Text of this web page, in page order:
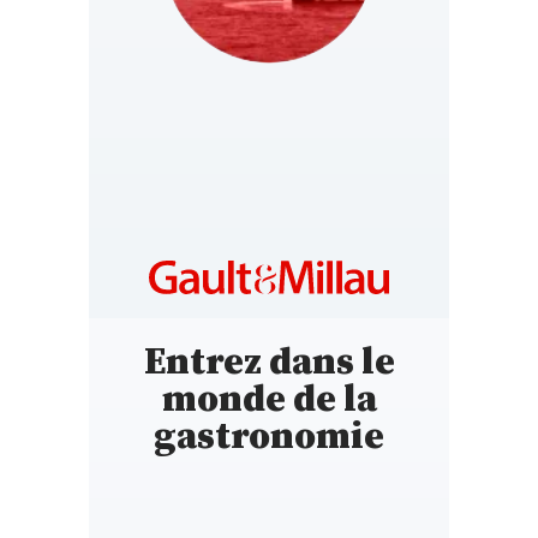
Entrez dans le
monde de la
gastronomie